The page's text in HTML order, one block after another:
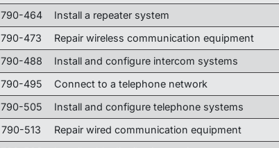
790-464
Install a repeater system
790-473
Repair wireless communication equipment
790-488
Install and configure intercom systems
790-495
Connect to a telephone network
790-505
Install and configure telephone systems
790-513
Repair wired communication equipment